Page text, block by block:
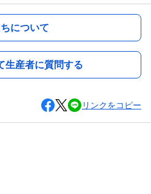
について
生産者に質問する
リンクをコピー